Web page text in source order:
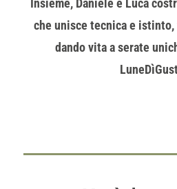
Insieme, Daniele e Luca
che unisce tecnica e
dando vita a serate